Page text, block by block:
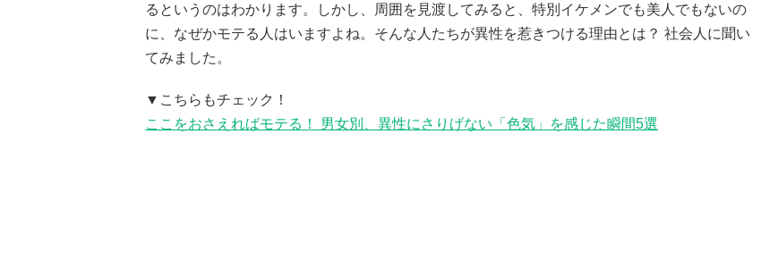
るというのはわかります。しかし、周囲を見渡してみると、特別イケメンでも美人でもないの
に、なぜかモテる人はいますよね。そんな人たちが異性を惹きつける理由とは？ 社会人に聞い
てみました。
▼こちらもチェック！
ここをおさえればモテる！ 男女別、異性にさりげない「色気」を感じた瞬間5選